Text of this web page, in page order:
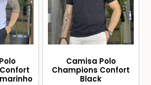
Camisa Polo
Champions Confort
Black